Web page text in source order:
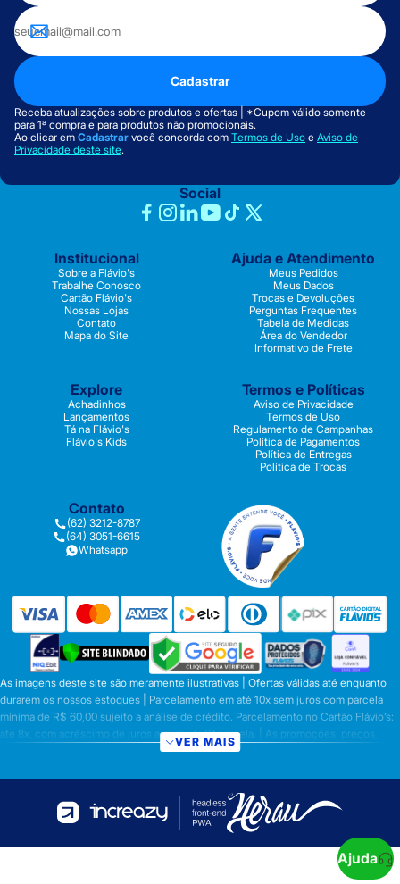
Cadastrar
Receba atualizações sobre produtos e ofertas | *Cupom válido somente
para 1ª compra e para produtos não promocionais.
Ao clicar em Cadastrar você concorda com Termos de Uso e Aviso de
Privacidade deste site.
Social
Institucional
Sobre a Flávio's
Trabalhe Conosco
Cartão Flávio's
Nossas Lojas
Contato
Mapa do Site
Ajuda e Atendimento
Meus Pedidos
Meus Dados
Trocas e Devoluções
Perguntas Frequentes
Tabela de Medidas
Área do Vendedor
Informativo de Frete
Explore
Achadinhos
Lançamentos
Tá na Flávio's
Flávio's Kids
Termos e Políticas
Aviso de Privacidade
Termos de Uso
Regulamento de Campanhas
Política de Pagamentos
Política de Entregas
Política de Trocas
Contato
(62) 3212-8787
(64) 3051-6615
Whatsapp
As imagens deste site são meramente ilustrativas | Ofertas válidas até enquanto
durarem os nossos estoques | Parcelamento em até 10x sem juros com parcela
mínima de R$ 60,00 sujeito a análise de crédito. Parcelamento no Cartão Flávio’s:
até 8x, com acréscimo de juros a partir da 6ª parcela. | As promoções, preços,
parcelamentos e condições de pagamento são válidas apenas para compras
preços válidos para os produtos serão aqueles exibidos no ato da conclusão da
operação, conforme exibição, e desde que haja disponibilidade dos produtos |
Frete Grátis para compras em Goiás, DF com pedido mínimo de R$ 349,90,
demais Regiões do Brasil valor mínimo de R$ R$ 349,90. Promoção de Frete
Grátis só se aplica aos prazos fixos citado acima ou na tabela de frete. Prazo para a
VER MAIS
Ajuda